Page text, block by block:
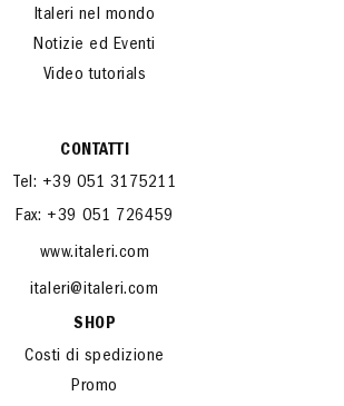
Italeri nel mondo
Notizie ed Eventi
Video tutorials
CONTATTI
Tel: +39 051 3175211
Fax: +39 051 726459
www.italeri.com
italeri@italeri.com
SHOP
Costi di spedizione
Promo